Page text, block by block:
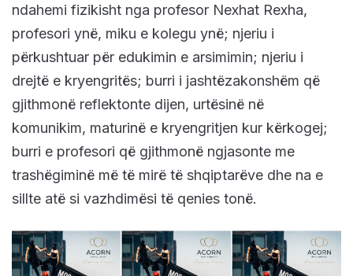
ndahemi fizikisht nga profesor Nexhat Rexha,
profesori ynë, miku e kolegu ynë; njeriu i
përkushtuar për edukimin e arsimimin; njeriu i
drejtë e kryengritës; burri i jashtëzakonshëm që
gjithmonë reflektonte dijen, urtësinë në
komunikim, maturinë e kryengritjen kur kërkogej;
burri e profesori që gjithmonë ngjasonte me
trashëgiminë më të mirë të shqiptarëve dhe na e
sillte atë si vazhdimësi të qenies tonë.